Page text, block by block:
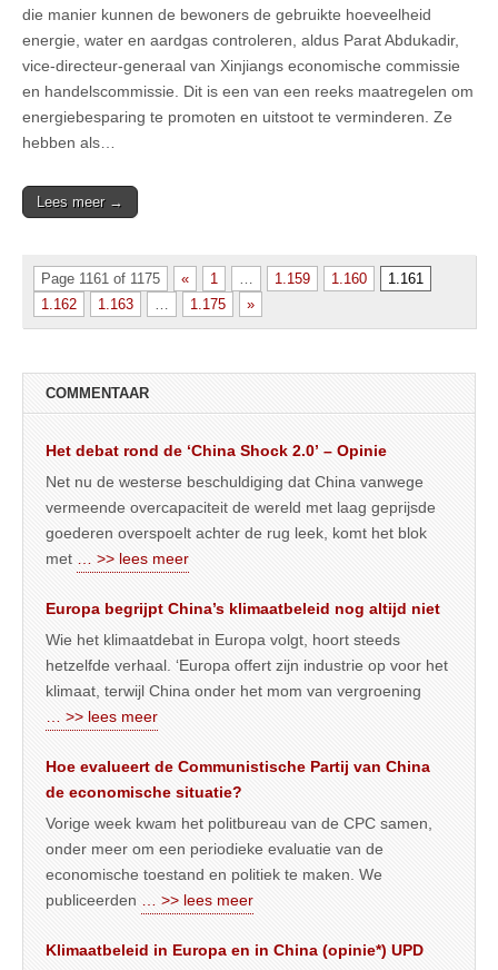
die manier kunnen de bewoners de gebruikte hoeveelheid
energie, water en aardgas controleren, aldus Parat Abdukadir,
vice-directeur-generaal van Xinjiangs economische commissie
en handelscommissie. Dit is een van een reeks maatregelen om
energiebesparing te promoten en uitstoot te verminderen. Ze
hebben als…
Lees meer →
Page 1161 of 1175 « 1 1.159 1.160
1.161
1.162
1.163 1.175 »
COMMENTAAR
Het debat rond de ‘China Shock 2.0’ – Opinie
Net nu de westerse beschuldiging dat China vanwege
vermeende overcapaciteit de wereld met laag geprijsde
goederen overspoelt achter de rug leek, komt het blok
met
… >> lees meer
Europa begrijpt China’s klimaatbeleid nog altijd niet
Wie het klimaatdebat in Europa volgt, hoort steeds
hetzelfde verhaal. ‘Europa offert zijn industrie op voor het
klimaat, terwijl China onder het mom van vergroening
… >> lees meer
Hoe evalueert de Communistische Partij van China
de economische situatie?
Vorige week kwam het politbureau van de CPC samen,
onder meer om een periodieke evaluatie van de
economische toestand en politiek te maken. We
publiceerden
… >> lees meer
Klimaatbeleid in Europa en in China (opinie*) UPD